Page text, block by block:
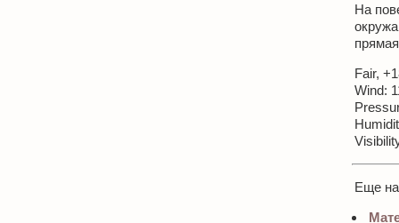
На
Fair,
Wind:
Еще